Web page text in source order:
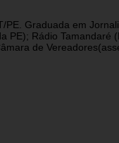
PE. Graduada em
PE); Rádio
de